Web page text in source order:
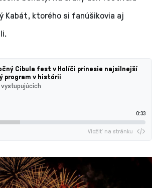
Kabát, ktorého si fanúšikovia aj
Cibula fest v Holíči prinesie najsilnejší
program v histórii
0:33
Vložiť na stránku